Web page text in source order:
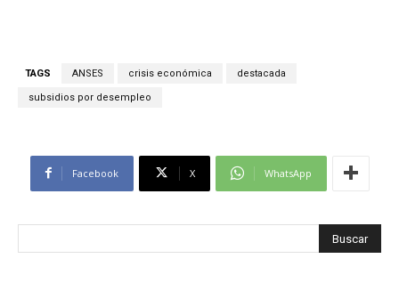
TAGS ANSES crisis económica destacada
subsidios por desempleo
Facebook X WhatsApp